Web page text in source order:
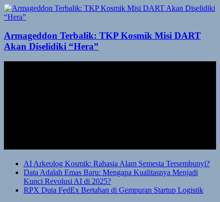
Armageddon Terbalik: TKP Kosmik Misi DART
Akan Diselidiki “Hera”
AI Arkeolog Kosmik: Rahasia Alam Semesta Tersembunyi?
Data Adalah Emas Baru: Mengapa Kualitasnya Menjadi
Kunci Revolusi AI di 2025?
RPX Duta FedEx Bertahan di Gempuran Startup Logistik